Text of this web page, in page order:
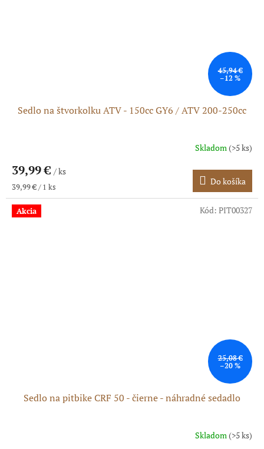
45,94 €
–12 %
Sedlo na štvorkolku ATV - 150cc GY6 / ATV 200-250cc
produktu
je
5,0
z
5
Skladom(>5 ks)
39,99 € / ks
Jednotková
cena:
39,99 € / 1 ks Do košíka
Akcia
25,08 €
–20 %
Sedlo na pitbike CRF 50 - čierne - náhradné sedadlo
Skladom(>5 ks)
Kód: PIT00327